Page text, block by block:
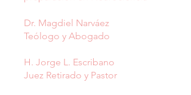
Dr. Magdiel Narváez
Teólogo y Abogado
H. Jorge L. Escribano
Juez Retirado y Pastor